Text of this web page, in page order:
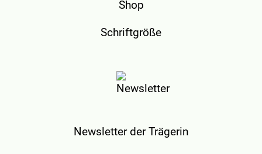
Schriftgröße
Newsletter der Trägerin